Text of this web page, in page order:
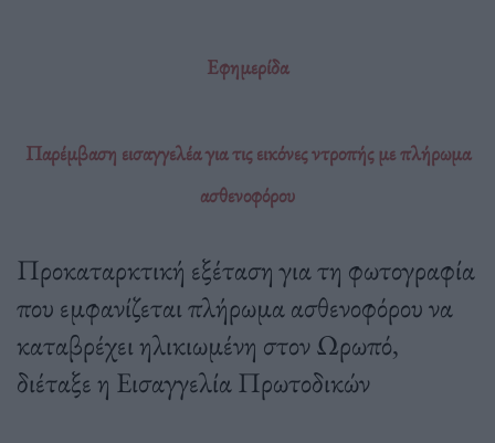
Εφημερίδα
Παρέμβαση εισαγγελέα για τις εικόνες ντροπής με πλήρωμα
ασθενοφόρου
Προκαταρκτική εξέταση για τη φωτογραφία
που εμφανίζεται πλήρωμα ασθενοφόρου να
καταβρέχει ηλικιωμένη στον Ωρωπό,
διέταξε η Εισαγγελία Πρωτοδικών